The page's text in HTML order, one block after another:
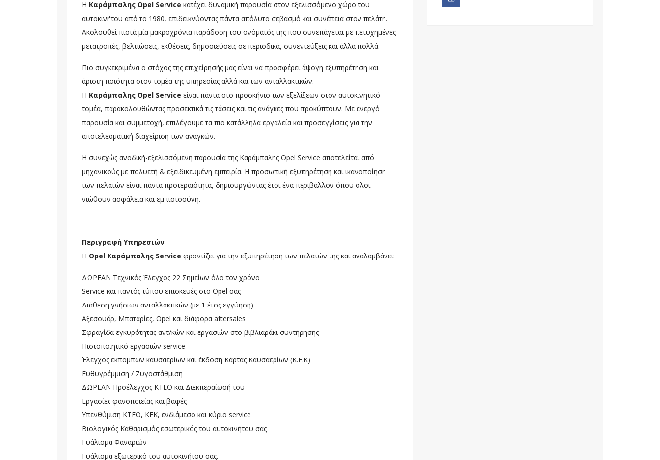
Η Καράμπαλης Opel Service κατέχει δυναμική παρουσία στον εξελισσόμενο χώρο του
αυτοκινήτου από το 1980, επιδεικνύοντας πάντα απόλυτο σεβασμό και συνέπεια στον πελάτη.
Ακολουθεί πιστά μία μακροχρόνια παράδοση του ονόματός της που συνεπάγεται με πετυχημένες
μετατροπές, βελτιώσεις, εκθέσεις, δημοσιεύσεις σε περιοδικά, συνεντεύξεις και άλλα πολλά.
Πιο συγκεκριμένα ο στόχος της επιχείρησής μας είναι να προσφέρει άψογη εξυπηρέτηση και
άριστη ποιότητα στον τομέα της υπηρεσίας αλλά και των ανταλλακτικών.
Η Καράμπαλης Opel Service είναι πάντα στο προσκήνιο των εξελίξεων στον αυτοκινητικό
τομέα, παρακολουθώντας προσεκτικά τις τάσεις και τις ανάγκες που προκύπτουν. Με ενεργό
παρουσία και συμμετοχή, επιλέγουμε τα πιο κατάλληλα εργαλεία και προσεγγίσεις για την
αποτελεσματική διαχείριση των αναγκών.
Η συνεχώς ανοδική-εξελισσόμενη παρουσία της Καράμπαλης Opel Service αποτελείται από
μηχανικούς με πολυετή & εξειδικευμένη εμπειρία. Η προσωπική εξυπηρέτηση και ικανοποίηση
των πελατών είναι πάντα προτεραιότητα, δημιουργώντας έτσι ένα περιβάλλον όπου όλοι
νιώθουν ασφάλεια και εμπιστοσύνη.
Περιγραφή Υπηρεσιών
Η Opel Καράμπαλης Service φροντίζει για την εξυπηρέτηση των πελατών της και αναλαμβάνει:
ΔΩΡΕΑΝ Τεχνικός Έλεγχος 22 Σημείων όλο τον χρόνο
Service και παντός τύπου επισκευές στο Opel σας
Διάθεση γνήσιων ανταλλακτικών (με 1 έτος εγγύηση)
Αξεσουάρ, Μπαταρίες, Opel και διάφορα aftersales
Σφραγίδα εγκυρότητας αντ/κών και εργασιών στο βιβλιαράκι συντήρησης
Πιστοποιητικό εργασιών service
Έλεγχος εκπομπών καυσαερίων και έκδοση Κάρτας Καυσαερίων (Κ.Ε.Κ)
Ευθυγράμμιση / Ζυγοστάθμιση
ΔΩΡΕΑΝ Προέλεγχος ΚΤΕΟ και Διεκπεραίωσή του
Εργασίες φανοποιείας και βαφές
Υπενθύμιση ΚΤΕΟ, ΚΕΚ, ενδιάμεσο και κύριο service
Βιολογικός Καθαρισμός εσωτερικός του αυτοκινήτου σας
Γυάλισμα Φαναριών
Γυάλισμα εξωτερικό του αυτοκινήτου σας.